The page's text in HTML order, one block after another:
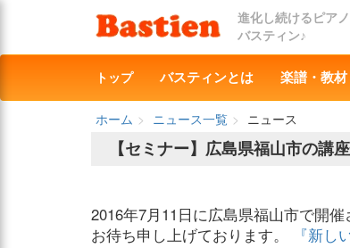
進化し続けるピア
バスティン♪
トップ バスティンとは 楽譜・教材
ホーム ニュース一覧
ニュース
【セミナー】広島県福山市の講
2016年7月11日に広島県福山市で開
お待ち申し上げております。
『新